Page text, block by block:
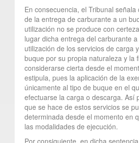
En consecuencia, el Tribunal
de la entrega de carburante a un
utilización no se produce con
lugar dicha entrega del carburante
utilización de los servicios de carga
buque por su propia naturaleza y la
considerarse cierta desde el
estipula, pues la aplicación de la
únicamente al tipo de buque en el
efectuarse la carga o descarga. Así
que se hace de estos servicios se
determinada desde el momento en
las modalidades de ejecución.
Por consiguiente, en dicha